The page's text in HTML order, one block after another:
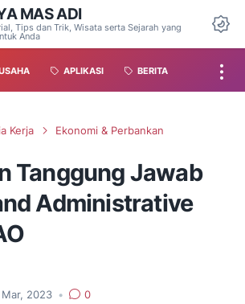
MAS ADI
Tips dan Trik, Wisata serta Sejarah yang
Anda
APLIKASI BERITA
Kerja Ekonomi & Perbankan
Tanggung Jawab
Administrative
2023 •
0